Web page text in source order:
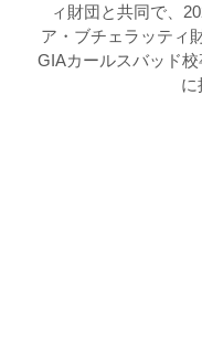
ィ財団と共同で、
ア・ブチェラッティ
GIAカールスバッド校
に